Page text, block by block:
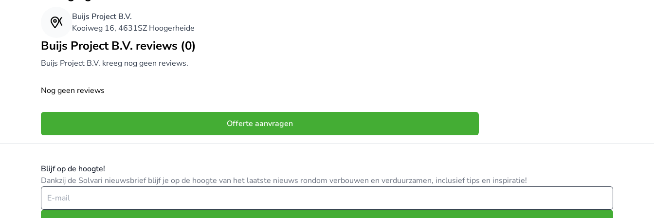
Buijs Project B.V.
Kooiweg 16, 4631SZ Hoogerheide
Buijs Project B.V. reviews (0)
Buijs Project B.V. kreeg nog geen reviews.
Nog geen reviews
Offerte aanvragen
Blijf op de hoogte!
Dankzij de Solvari nieuwsbrief blijf je op de hoogte van het laatste nieuws rondom verbouwen en verduurzamen, inclusief tips en inspiratie!